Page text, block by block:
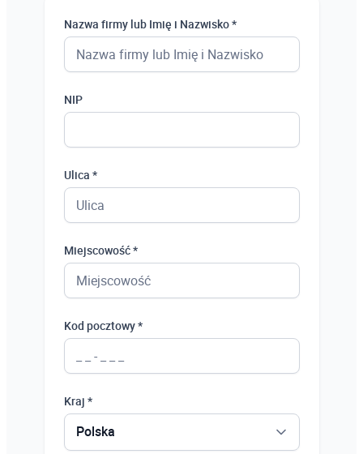
Nazwa firmy lub Imię i Nazwisko *
NIP
Ulica *
Miejscowość *
Kod pocztowy *
Kraj *
Polska